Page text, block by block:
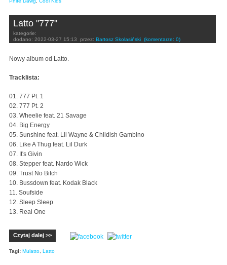
Latto "777"
kategorie:
dodano: 2022-03-27 15:13 przez: Bartosz Skolasiński (komentarze: 0)
Nowy album od Latto.
Tracklista:
01. 777 Pt. 1
02. 777 Pt. 2
03. Wheelie feat. 21 Savage
04. Big Energy
05. Sunshine feat. Lil Wayne & Childish Gambino
06. Like A Thug feat. Lil Durk
07. It's Givin
08. Stepper feat. Nardo Wick
09. Trust No Bitch
10. Bussdown feat. Kodak Black
11. Soufside
12. Sleep Sleep
13. Real One
Czytaj dalej >>
Tagi: Mulatto Latto